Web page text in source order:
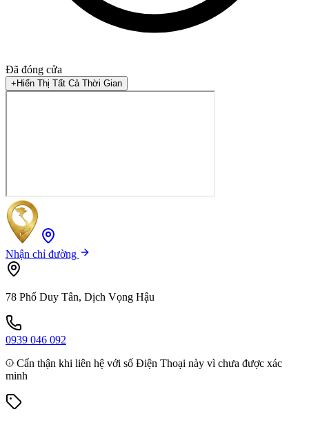
Đã đóng cửa
+ Hiển Thị Tất Cả Thời Gian
Nhận chỉ đường
78 Phố Duy Tân, Dịch Vọng Hậu
0939 046 092
Cẩn thận khi liên hệ với số Điện Thoại này vì chưa được xác
minh